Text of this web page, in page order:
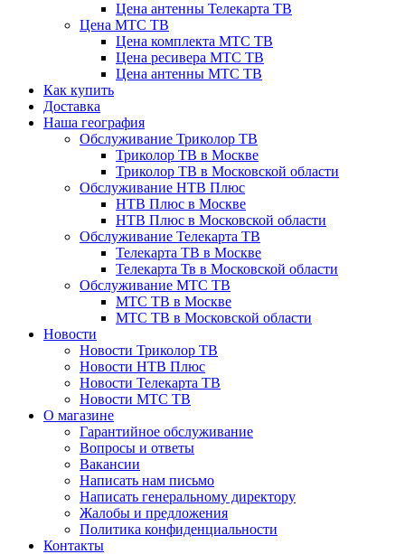
Цена антенны Телекарта ТВ
Цена МТС ТВ
Цена комплекта МТС ТВ
Цена ресивера МТС ТВ
Цена антенны МТС ТВ
Как купить
Доставка
Наша география
Обслуживание Триколор ТВ
Триколор ТВ в Москве
Триколор ТВ в Московской области
Обслуживание НТВ Плюс
НТВ Плюс в Москве
НТВ Плюс в Московской области
Обслуживание Телекарта ТВ
Телекарта ТВ в Москве
Телекарта Тв в Московской области
Обслуживание МТС ТВ
МТС ТВ в Москве
МТС ТВ в Московской области
Новости
Новости Триколор ТВ
Новости НТВ Плюс
Новости Телекарта ТВ
Новости МТС ТВ
О магазине
Гарантийное обслуживание
Вопросы и ответы
Вакансии
Написать нам письмо
Написать генеральному директору
Жалобы и предложения
Политика конфиденциальности
Контакты